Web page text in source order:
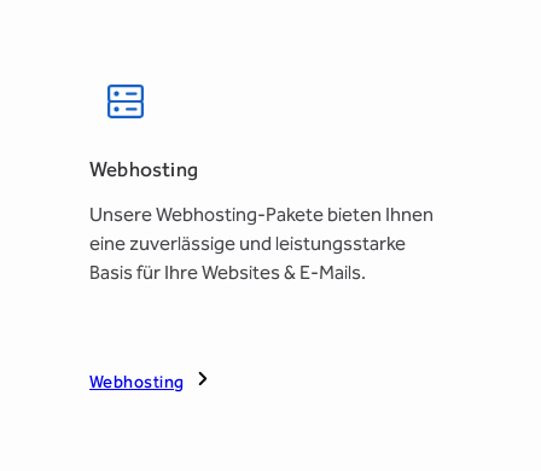
Webhosting
Unsere Webhosting-Pakete bieten Ihnen
eine zuverlässige und leistungsstarke
Basis für Ihre Websites & E-Mails.
Webhosting